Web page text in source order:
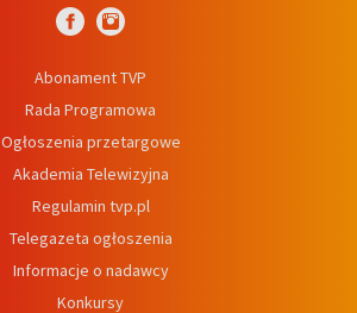
Abonament TVP
Rada Programowa
Ogłoszenia przetargowe
Akademia Telewizyjna
Regulamin tvp.pl
Telegazeta ogłoszenia
Informacje o nadawcy
Konkursy